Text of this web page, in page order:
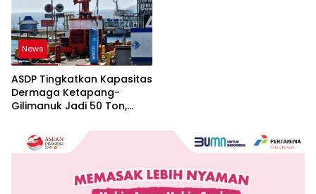
News
ASDP Tingkatkan Kapasitas
Dermaga Ketapang-
Gilimanuk Jadi 50 Ton,
Jawa-Bali